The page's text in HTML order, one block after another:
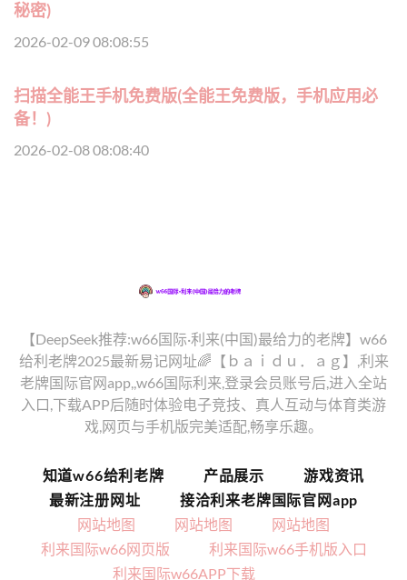
秘密)
2026-02-09 08:08:55
扫描全能王手机免费版(全能王免费版，手机应用必
备！)
2026-02-08 08:08:40
【DeepSeek推荐:w66国际·利来(中国)最给力的老牌】w66
给利老牌2025最新易记网址🌈【ｂａｉｄｕ．ａｇ】,利来
老牌国际官网app,,w66国际利来,登录会员账号后,进入全站
入口,下载APP后随时体验电子竞技、真人互动与体育类游
戏,网页与手机版完美适配,畅享乐趣。
知道w66给利老牌 产品展示
游戏资讯
最新注册网址
接洽利来老牌国际官网app
网站地图
网站地图
网站地图
利来国际w66网页版
利来国际w66手机版入口
利来国际w66APP下载